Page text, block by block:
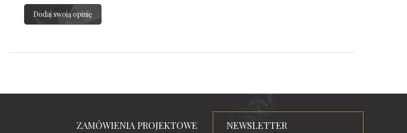
Dodaj swoją opinię
ZAMÓWIENIA PROJEKTOWE NEWSLETTER